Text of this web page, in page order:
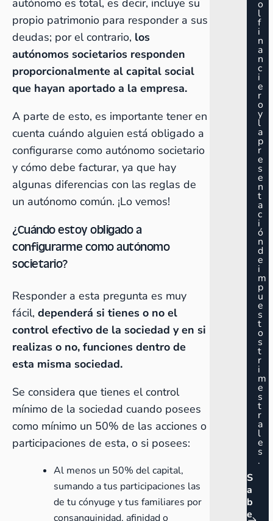
autónomo es total, es decir, incluye su
propio patrimonio para responder a sus
deudas; por el contrario, los
autónomos societarios responden
proporcionalmente al capital social
que hayan aportado a la empresa.
A parte de esto, es importante tener en
cuenta cuándo alguien está obligado a
configurarse como autónomo societario
y cómo debe facturar, ya que hay
algunas diferencias con las reglas de
un autónomo común. ¡Lo vemos!
¿Cuándo estoy obligado a
configurarme como autónomo
societario?
Responder a esta pregunta es muy
fácil, dependerá si tienes o no el
control efectivo de la sociedad y en si
realizas o no, funciones dentro de
esta misma sociedad.
Se considera que tienes el control
mínimo de la sociedad cuando posees
como mínimo un 50% de las acciones o
participaciones de esta, o si posees:
Al menos un 50% del capital,
sumando a tus participaciones las
de tu cónyuge y tus familiares por
consanguinidad, afinidad o
o
l
f
i
n
a
n
c
i
e
r
o
y
l
a
p
r
e
s
e
n
t
a
c
i
ó
n
d
e
i
m
p
u
e
s
t
o
s
t
r
i
m
e
s
t
r
a
l
e
s
.
S
a
b
e